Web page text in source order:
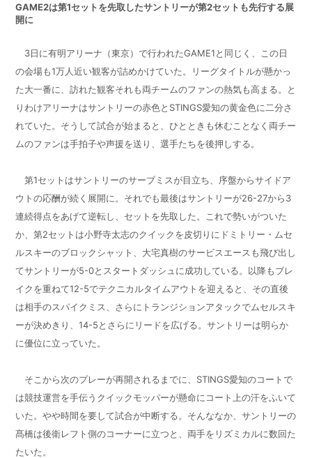
GAME2は第1セットを先取したサントリーが第2セットも先行する展
開に
3日に有明アリーナ（東京）で行われたGAME1と同じく、この日
の会場も1万人近い観客が詰めかけていた。リーグタイトルが懸かっ
た大一番に、訪れた観客それも両チームのファンの熱気も高まる。と
りわけアリーナはサントリーの赤色と STINGS愛知の黄金色に二分さ
れていた。そうして試合が始まると、ひとときも休むことなく両チー
ムのファンは手拍子や声援を送り、選手たちを後押しする。
第1セットはサントリーのサーブミスが目立ち、序盤からサイドア
ウトの応酬が続く展開に。それでも最後はサントリーが26-27から3
連続得点をあげて逆転し、セットを先取した。これで勢いがついた
か、第2セットは小野寺太志のクイックを皮切りにドミトリー・ムセ
ルスキーのブロックシャット、大宅真樹のサービスエースも飛び出し
てサントリーが5-0とスタートダッシュに成功している。以降もブレ
イクを重ねて12-5でテクニカルタイムアウトを迎えると、その直後
は相手のスパイクミス、さらにトランジションアタックでムセルスキ
ーが決めきり、14-5とさらにリードを広げる。サントリーは明らか
に優位に立っていた。
そこから次のプレーが再開されるまでに、 STINGS愛知のコートで
は競技運営を手伝うクイックモッパーが懸命にコート上の汗をふいて
いた。やや時間を要して試合が中断する。そんななか、サントリーの
髙橋は後衛レフト側のコーナーに立つと、両手をリズミカルに数回た
たいた。